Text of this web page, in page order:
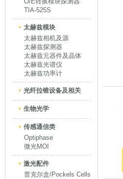
TIA-525S
太赫兹模块
太赫兹相机及源
太赫兹探测器
太赫兹元器件及晶体
太赫兹光谱仪
太赫兹功率计
光纤拉锥设备及相关
生物光学
传感通信类
Optiphase
微光MOI
激光配件
普克尔盒/Pockels Cells